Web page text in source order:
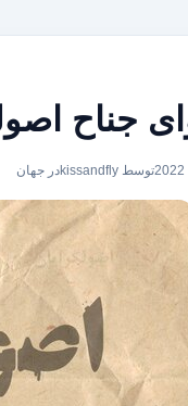
جناح
توسط kissandfly در جهان